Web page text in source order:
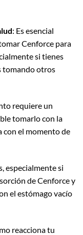
: Es esencial
Cenforce para
si tienes
tomando otros
requiere un
tomarlo con la
con el momento de
especialmente si
de Cenforce y
el estómago vacío
reacciona tu